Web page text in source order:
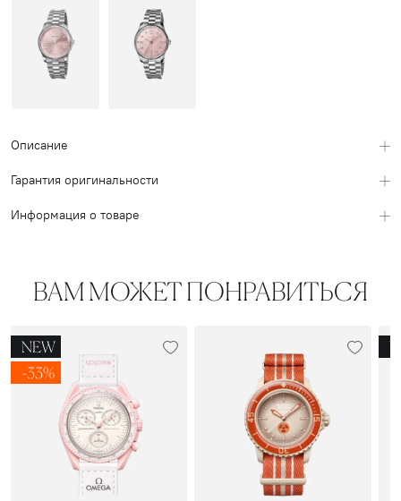
Описание
Гарантия оригинальности
Информация о товаре
ВАМ МОЖЕТ ПОНРАВИТЬСЯ
NEW
-33%